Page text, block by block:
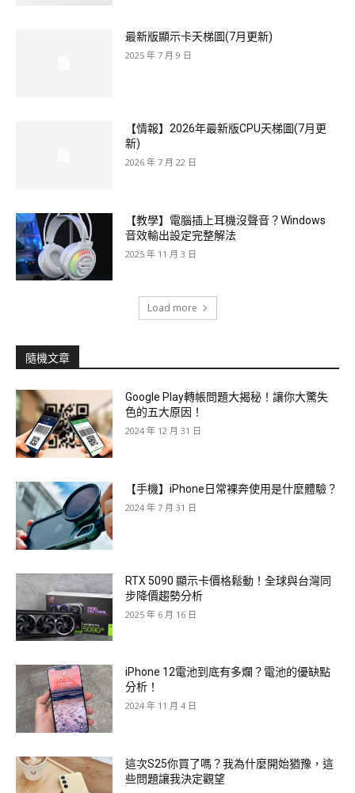
最新版顯示卡天梯圖(7月更新)
2025 年 7 月 9 日
【情報】2026年最新版CPU天梯圖(7月更
新)
2026 年 7 月 22 日
【教學】電腦插上耳機沒聲音？Windows
音效輸出設定完整解法
2025 年 11 月 3 日
Load more
隨機文章
Google Play轉帳問題大揭秘！讓你大驚失
色的五大原因！
2024 年 12 月 31 日
【手機】iPhone日常裸奔使用是什麼體驗？
2024 年 7 月 31 日
RTX 5090 顯示卡價格鬆動！全球與台灣同
步降價趨勢分析
2025 年 6 月 16 日
iPhone 12電池到底有多爛？電池的優缺點
分析！
2024 年 11 月 4 日
這次S25你買了嗎？我為什麼開始猶豫，這
些問題讓我決定觀望